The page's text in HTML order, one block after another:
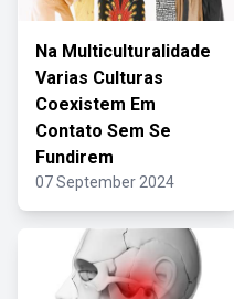
Na Multiculturalidade
Varias Culturas
Coexistem Em
Contato Sem Se
Fundirem
07 September 2024